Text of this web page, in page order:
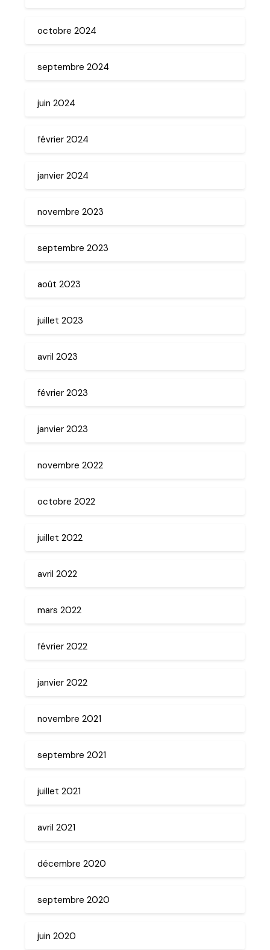
octobre 2024
septembre 2024
juin 2024
février 2024
janvier 2024
novembre 2023
septembre 2023
août 2023
juillet 2023
avril 2023
février 2023
janvier 2023
novembre 2022
octobre 2022
juillet 2022
avril 2022
mars 2022
février 2022
janvier 2022
novembre 2021
septembre 2021
juillet 2021
avril 2021
décembre 2020
septembre 2020
juin 2020